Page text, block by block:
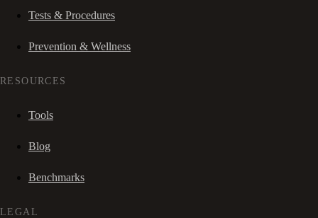
Tests & Procedures
Prevention & Wellness
RESOURCES
Tools
Blog
Benchmarks
LEGAL